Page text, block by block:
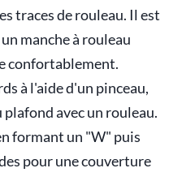
traces de rouleau. Il est
manche à rouleau
confortablement.
à l'aide d'un pinceau,
plafond avec un rouleau.
formant un "W" puis
pour une couverture